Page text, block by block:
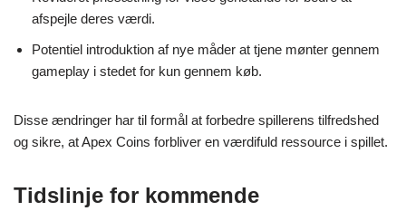
afspejle deres værdi.
Potentiel introduktion af nye måder at tjene mønter gennem
gameplay i stedet for kun gennem køb.
Disse ændringer har til formål at forbedre spillerens tilfredshed
og sikre, at Apex Coins forbliver en værdifuld ressource i spillet.
Tidslinje for kommende